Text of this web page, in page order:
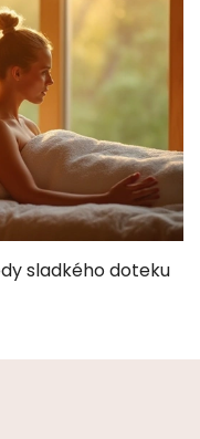
sladkého doteku